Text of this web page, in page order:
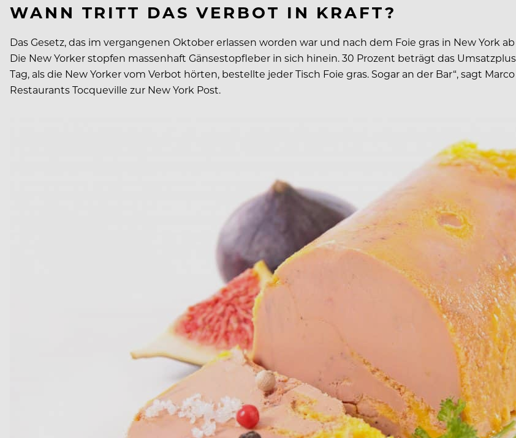
WANN TRITT DAS VERBOT IN KRAFT?
Das Gesetz, das im vergangenen Oktober erlassen worden war und nach dem Foie gras in New York
Die New Yorker stopfen massenhaft Gänsestopfleber in sich hinein. 30 Prozent beträgt das
Tag, als die New Yorker vom Verbot hörten, bestellte jeder Tisch Foie gras. Sogar an der Bar“, sagt
Restaurants Tocqueville zur New York Post.